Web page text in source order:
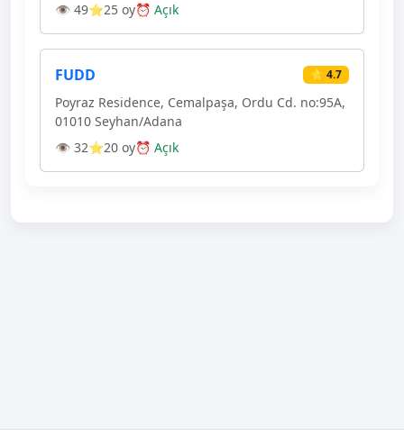
👁 49⭐25 oy⏰ Açık
FUDD ⭐ 4.7
Poyraz Residence, Cemalpaşa, Ordu Cd. no:95A,
01010 Seyhan/Adana
👁 32⭐20 oy⏰ Açık